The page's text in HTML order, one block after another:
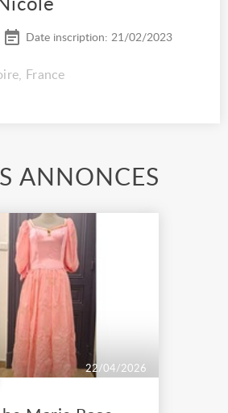
Date inscription: 21/02/2023
France
ANNONCES
22/04/2026